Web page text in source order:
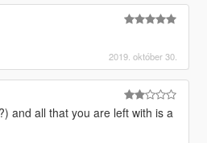
2019. október 30.
and all that you are left with is a